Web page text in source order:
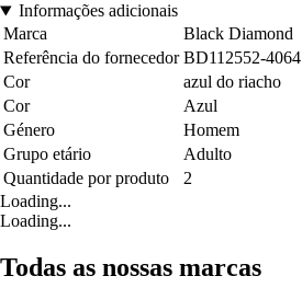
Informações adicionais
Marca
Black Diamond
Referência do fornecedor BD112552-4064
Cor
azul do riacho
Cor
Azul
Género
Homem
Grupo etário
Adulto
Quantidade por produto
2
Loading...
Loading...
Todas as nossas marcas